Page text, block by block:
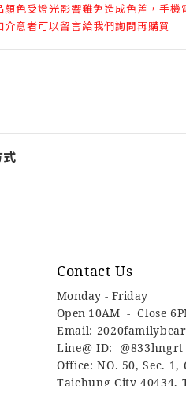
色受燈光影響難免造成色差，手機
介意者可以留言給我們詢問再購買
Contact Us
Monday - Friday
Open 10AM - Close
Email:
Line@ ID: @833hngrt
Office: NO. 50, Sec.
Taichung City 40434,